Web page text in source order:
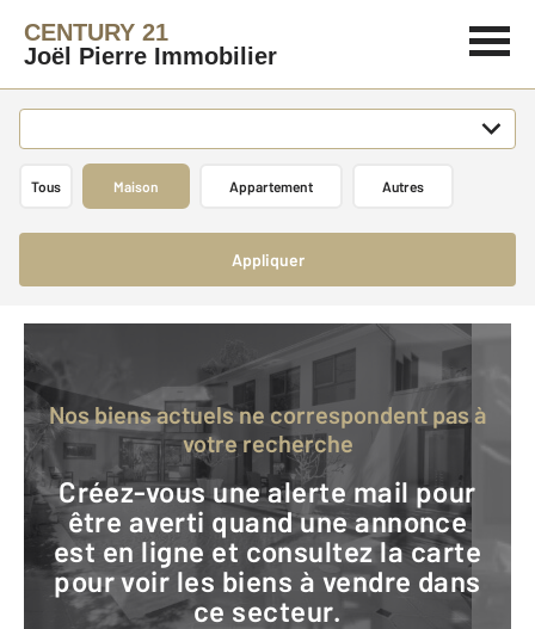
CENTURY 21
Joël Pierre Immobilier
Tous Maison Appartement Autres
Appliquer
Nos biens actuels ne correspondent pas à
votre recherche
Créez-vous une alerte mail pour
être averti quand une annonce
est en ligne et consultez la carte
pour voir les biens à vendre dans
ce secteur.